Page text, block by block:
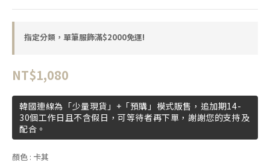
指定分類，單筆服飾滿$2000免運!
NT$1,080
韓國連線為「少量現貨」+「預購」模式販售，追加期14-
30個工作日且不含假日，可等待者再下單，謝謝您的支持及
配合。
顏色 : 卡其